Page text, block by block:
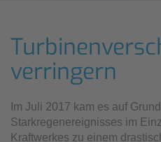
verringern
Im Juli 2017 kam es auf
Starkregenereignisses im
Kraftwerkes zu einem